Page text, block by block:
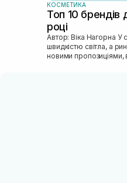
КОСМЕТИКА
Топ 10 брендів
році
Автор: Віка Нагорна У сучасному світі, де тренди змінюються зі
швидкістю світла, а
новими пропозиціями,